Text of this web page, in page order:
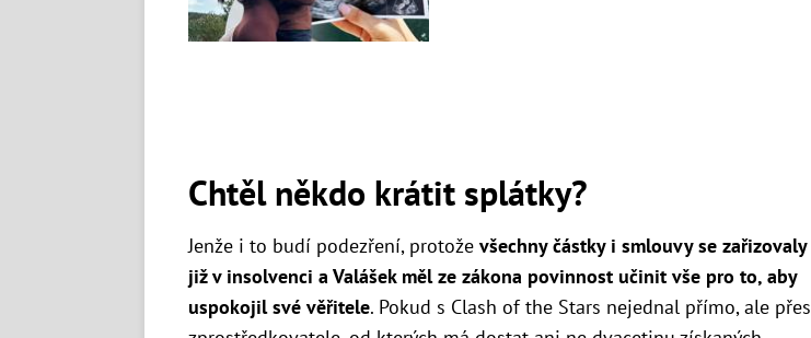
Chtěl někdo krátit splátky?
Jenže i to budí podezření, protože všechny částky i smlouvy se zařizovaly
již v insolvenci a Valášek měl ze zákona povinnost učinit vše pro to, aby
uspokojil své věřitele. Pokud s Clash of the Stars nejednal přímo, ale přes